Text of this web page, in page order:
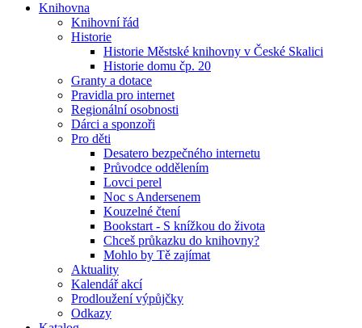
Knihovna
Knihovní řád
Historie
Historie Městské knihovny v České Skalici
Historie domu čp. 20
Granty a dotace
Pravidla pro internet
Regionální osobnosti
Dárci a sponzoři
Pro děti
Desatero bezpečného internetu
Průvodce oddělením
Lovci perel
Noc s Andersenem
Kouzelné čtení
Bookstart - S knížkou do života
Chceš průkazku do knihovny?
Mohlo by Tě zajímat
Aktuality
Kalendář akcí
Prodloužení výpůjčky
Odkazy